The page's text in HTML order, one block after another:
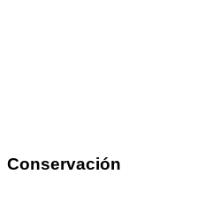
Conservación